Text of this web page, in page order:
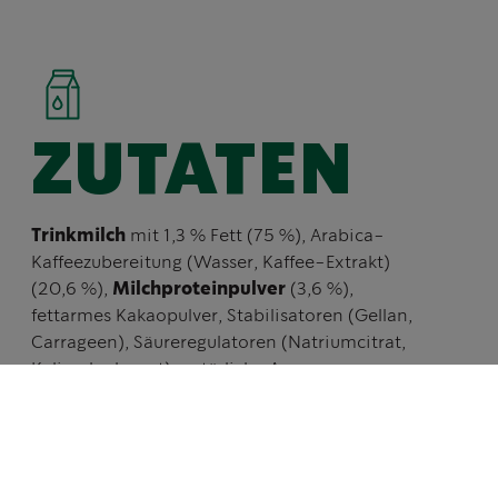
ZUTATEN
Trinkmilch mit 1,3 % Fett (75 %), Arabica-
Kaffeezubereitung (Wasser, Kaffee-Extrakt)
(20,6 %), Milchproteinpulver (3,6 %),
fettarmes Kakaopulver, Stabilisatoren (Gellan,
Carrageen), Säureregulatoren (Natriumcitrat,
Kaliumkarbonat), natürliche Aromen,